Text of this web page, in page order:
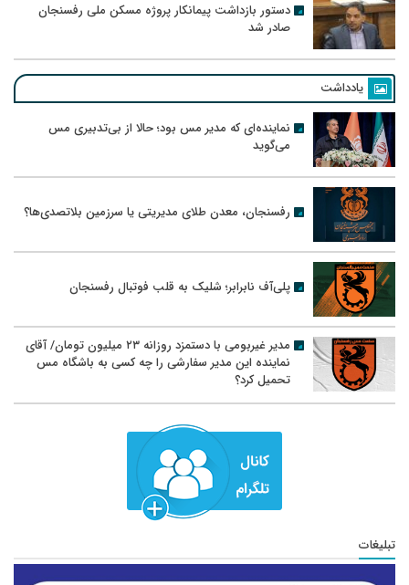
دستور بازداشت پیمانکار پروژه مسکن ملی رفسنجان
صادر شد
یادداشت
نماینده‌ای که مدیر مس بود؛ حالا از بی‌تدبیری مس
می‌گوید
رفسنجان، معدن طلای مدیریتی یا سرزمین بلاتصدی‌ها؟
پلی‌آف نابرابر؛ شلیک به قلب فوتبال رفسنجان
مدیر غیربومی با دستمزد روزانه ۲۳ میلیون تومان/ آقای
نماینده این مدیر سفارشی را چه کسی به باشگاه مس
تحمیل کرد؟
تبلیغات